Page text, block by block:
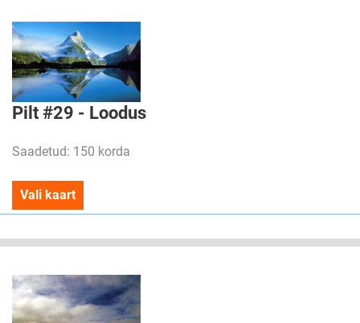
Pilt #29 - Loodus
Saadetud: 150 korda
Vali kaart